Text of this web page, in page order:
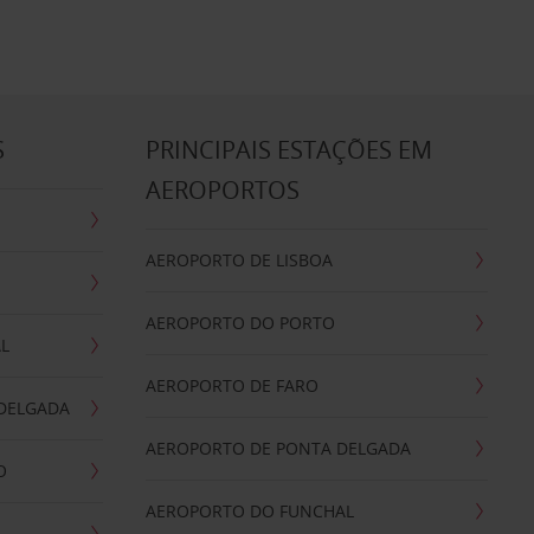
PRINCIPAIS ESTAÇÕES EM
AEROPORTOS
AEROPORTO DE LISBOA
AEROPORTO DO PORTO
AEROPORTO DE FARO
AEROPORTO DE PONTA DELGADA
AEROPORTO DO FUNCHAL